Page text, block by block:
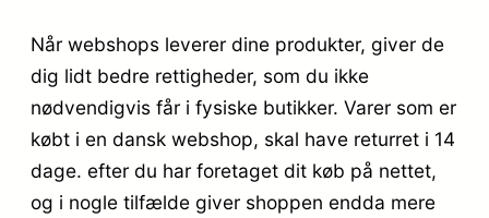
Når webshops leverer dine produkter, giver de
dig lidt bedre rettigheder, som du ikke
nødvendigvis får i fysiske butikker. Varer som er
købt i en dansk webshop, skal have returret i 14
dage. efter du har foretaget dit køb på nettet,
og i nogle tilfælde giver shoppen endda mere